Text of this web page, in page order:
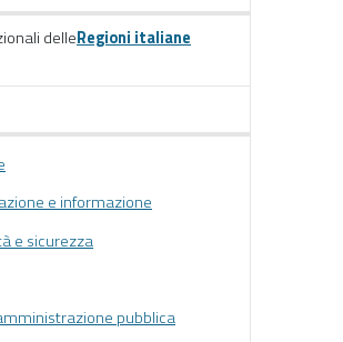
delleRegioni italiane
e informazione
e sicurezza
pubblica